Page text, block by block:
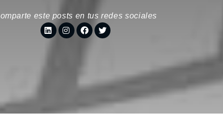
este posts en tus redes sociales